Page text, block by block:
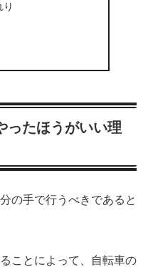
ったほうがいい理
の手で行うべきであると
ことによって、自転車の